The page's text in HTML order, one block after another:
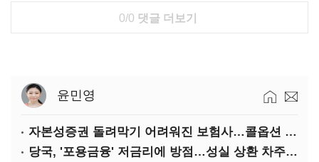
0/0 댓글 더보기
윤민영
자본성증권 돌려막기 어려워진 보험사…콜옵션 부담 급증
당국, '포용금융' 저금리에 방점…성실 상환 차주는 '역차별'